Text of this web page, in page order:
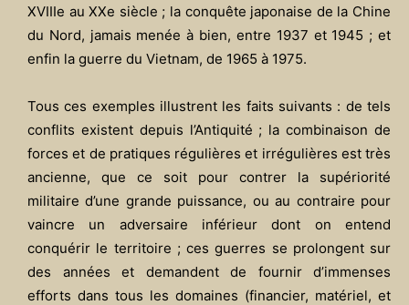
XVIIIe au XXe siècle ; la conquête japonaise de la Chine
du Nord, jamais menée à bien, entre 1937 et 1945 ; et
enfin la guerre du Vietnam, de 1965 à 1975.
Tous ces exemples illustrent les faits suivants : de tels
conflits existent depuis l’Antiquité ; la combinaison de
forces et de pratiques régulières et irrégulières est très
ancienne, que ce soit pour contrer la supériorité
militaire d’une grande puissance, ou au contraire pour
vaincre un adversaire inférieur dont on entend
conquérir le territoire ; ces guerres se prolongent sur
des années et demandent de fournir d’immenses
efforts dans tous les domaines (financier, matériel, et